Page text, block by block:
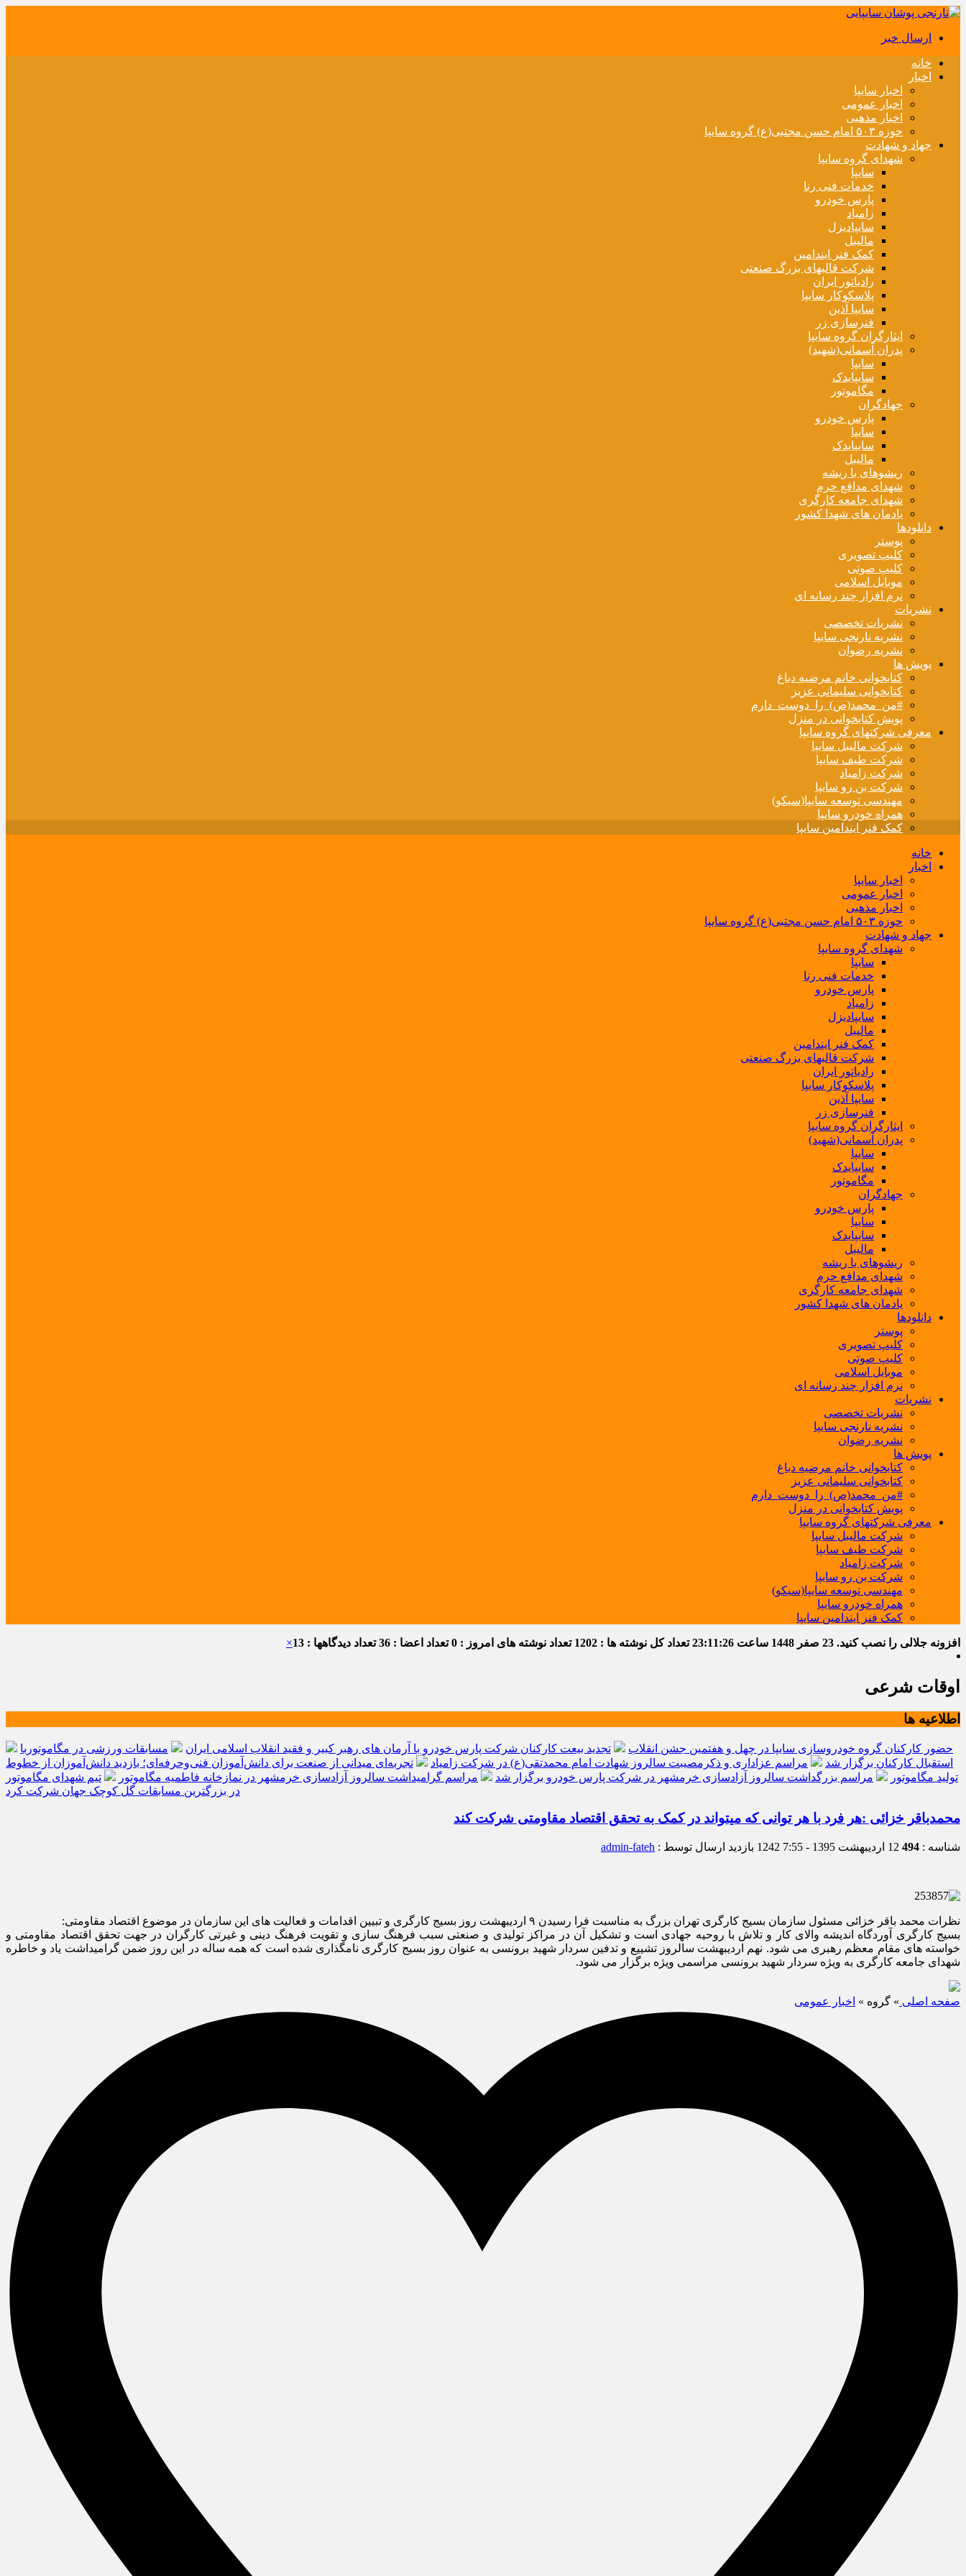
ارسال خبر
خانه
اخبار
اخبار سایپا
اخبار عمومی
اخبار مذهبی
حوزه ۵۰۳ امام حسن مجتبی(ع) گروه سایپا
جهاد و شهادت
شهدای گروه سایپا
سایپا
خدمات فنی رنا
پارس خودرو
زامیاد
سایپادیزل
مالیبل
کمک فنر ایندامین
شرکت قالبهای بزرگ صنعتی
رادیاتور ایران
پلاسکوکار سایپا
سایپا آذین
فنرسازی زر
ایثارگران گروه سایپا
پدران آسمانی(شهید)
سایپا
سایپایدک
مگاموتور
جهادگران
پارس خودرو
سایپا
سایپایدک
مالیبل
ریشوهای با ریشه
شهدای مدافع حرم
شهدای جامعه کارگری
یادمان های شهدا کشور
دانلودها
پوستر
کلیپ تصویری
کلیپ صوتی
موبایل اسلامی
نرم افزار چند رسانه ای
نشریات
نشریات تخصصی
نشریه نارنجی سایپا
نشریه رضوان
پویش ها
کتابخوانی خانم مرضیه دباغ
کتابخوانی سلیمانی عزیز
#من_محمد(ص)_را_دوست_دارم
پویش کتابخوانی در منزل
معرفی شرکتهای گروه سایپا
شرکت مالیبل سایپا
شرکت طیف سایپا
شرکت زامیاد
شرکت بن رو سایپا
مهندسی توسعه سایپا(سیکو)
همراه خودرو سایپا
کمک فنر ایندامین سایپا
خانه
اخبار
اخبار سایپا
اخبار عمومی
اخبار مذهبی
حوزه ۵۰۳ امام حسن مجتبی(ع) گروه سایپا
جهاد و شهادت
شهدای گروه سایپا
سایپا
خدمات فنی رنا
پارس خودرو
زامیاد
سایپادیزل
مالیبل
کمک فنر ایندامین
شرکت قالبهای بزرگ صنعتی
رادیاتور ایران
پلاسکوکار سایپا
سایپا آذین
فنرسازی زر
ایثارگران گروه سایپا
پدران آسمانی(شهید)
سایپا
سایپایدک
مگاموتور
جهادگران
پارس خودرو
سایپا
سایپایدک
مالیبل
ریشوهای با ریشه
شهدای مدافع حرم
شهدای جامعه کارگری
یادمان های شهدا کشور
دانلودها
پوستر
کلیپ تصویری
کلیپ صوتی
موبایل اسلامی
نرم افزار چند رسانه ای
نشریات
نشریات تخصصی
نشریه نارنجی سایپا
نشریه رضوان
پویش ها
کتابخوانی خانم مرضیه دباغ
کتابخوانی سلیمانی عزیز
#من_محمد(ص)_را_دوست_دارم
پویش کتابخوانی در منزل
معرفی شرکتهای گروه سایپا
شرکت مالیبل سایپا
شرکت طیف سایپا
شرکت زامیاد
شرکت بن رو سایپا
مهندسی توسعه سایپا(سیکو)
همراه خودرو سایپا
کمک فنر ایندامین سایپا
افزونه جلالی را نصب کنید. 23 صفر 1448 ساعت 23:11:27تعداد کل نوشته ها : 1202 تعداد نوشته های امروز : 0 تعداد اعضا : 36 تعداد دیدگاهها : 13 ×
اوقات شرعی
اطلاعیه ها
حضور کارکنان گروه خودروسازی سایپا در چهل و هفتمین جشن انقلاب تجدید بیعت کارکنان شرکت پارس خودرو با آرمان های رهبر کبیر و فقید انقلاب اسلامی ایران
مسابقات ورزشی در مگاموتوربا
استقبال کارکنان برگزار شد
مراسم عزاداری و ذکرمصیبت سالروز شهادت امام محمدتقی(ع) در شرکت زامیاد
تجربه‌ای میدانی از صنعت برای دانش‌آموزان فنی‌وحرفه‌ای؛ بازدید دانش‌آموزان از خطوط
تولید مگاموتور
مراسم بزرگداشت سالروز آزادسازی خرمشهر در شرکت پارس خودرو برگزار شد مراسم گرامیداشت سالروز آزادسازی خرمشهر در نمازخانه فاطمیه مگاموتور
تیم شهدای مگاموتور
در بزرگترین مسابقات گل کوچک جهان شرکت کرد
محمدباقر خزائی :هر فرد با هر توانی که میتواند در کمک به تحقق اقتصاد مقاومتی شرکت کند
شناسه : 494 12 اردیبهشت 1395 - 7:55 ارسال توسط : admin-fateh
نظرات محمد باقر خزائی مسئول سازمان بسیج کارگری تهران بزرگ به مناسبت فرا رسیدن ۹ اردیبهشت روز بسیج کارگری و تبیین اقدامات و فعالیت های این سازمان در موضوع اقتصاد مقاومتی:
بسیج کارگری آوردگاه اندیشه والای کار و تلاش با روحیه جهادی است و تشکیل آن در مراکز تولیدی و صنعتی سبب فرهنگ سازی و تقویت فرهنگ دینی و غیرتی کارگران در جهت تحقق اقتصاد مقاومتی و
خواسته های مقام معظم رهبری می شود. نهم اردیبهشت سالروز تشییع و تدفین سردار شهید برونسی به عنوان روز بسیج کارگری نامگذاری شده است که همه ساله در این روز ضمن گرامیداشت یاد و خاطره
شهدای جامعه کارگری به ویژه سردار شهید برونسی مراسمی ویژه برگزار می شود.
صفحه اصلی » گروه » اخبار عمومی